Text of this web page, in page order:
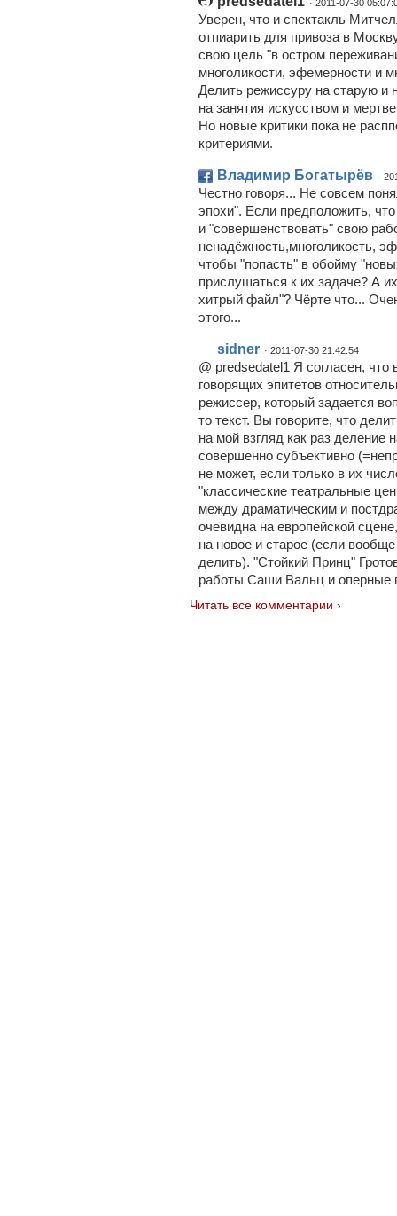
· 2011-07-30
Уверен, что и спектакль
отпиарить для привоза в
свою цель "в остром
многоликости, эфемерности и
Делить режиссуру на старую и
на занятия искусством и
Но новые критики пока не
критериями.
Владимир Богатырёв ·
Честно говоря... Не совсем
эпохи". Если предположить,
и "совершенствовать" свою
ненадёжность,многоликость,
чтобы "попасть" в обойму
прислушаться к их задаче? А
хитрый файл"? Чёрте что...
этого...
sidner · 2011-07-30 21:42:54
@ predsedatel1 Я согласен, что
говорящих эпитетов
режиссер, который задается
то текст. Вы говорите, что
на мой взгляд как раз деление
совершенно субъективно
не может, если только в их
"классические театральные
между драматическим и
очевидна на европейской
на новое и старое (если
делить). "Стойкий Принц"
работы Саши Вальц и оперные
Читать все комментарии ›